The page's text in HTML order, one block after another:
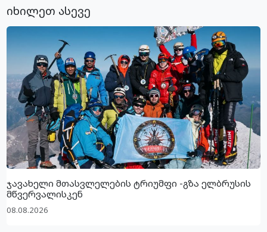
იხილეთ ასევე
ჯავახელი მთასვლელების ტრიუმფი -გზა ელბრუსის
მწვერვალისკენ
08.08.2026